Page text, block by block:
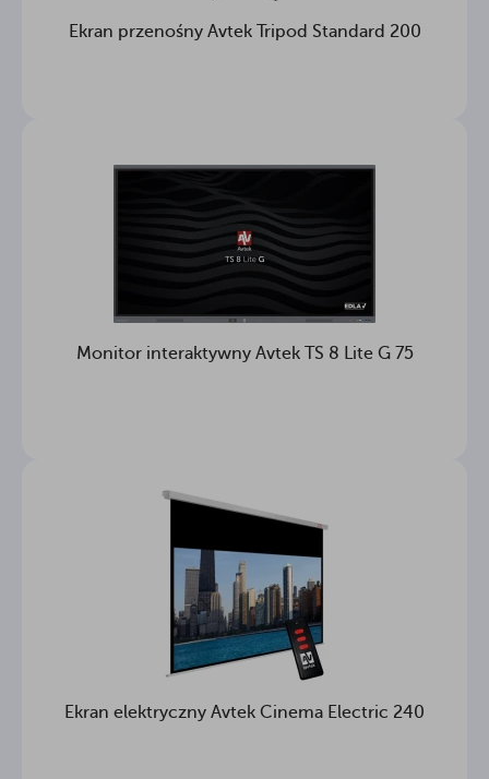
Ekran przenośny Avtek Tripod Standard 200
Monitor interaktywny Avtek TS 8 Lite G 75
Ekran elektryczny Avtek Cinema Electric 240